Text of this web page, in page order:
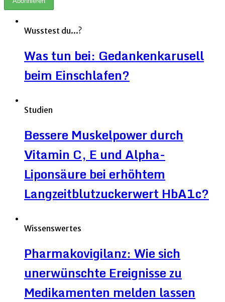
Wusstest du...?
Was tun bei: Gedankenkarusell
beim Einschlafen?
Studien
Bessere Muskelpower durch
Vitamin C, E und Alpha-
Liponsäure bei erhöhtem
Langzeitblutzuckerwert HbA1c?
Wissenswertes
Pharmakovigilanz: Wie sich
unerwünschte Ereignisse zu
Medikamenten melden lassen